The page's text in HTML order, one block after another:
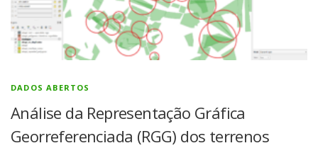
DADOS ABERTOS
Análise da Representação Gráfica
Georreferenciada (RGG) dos terrenos